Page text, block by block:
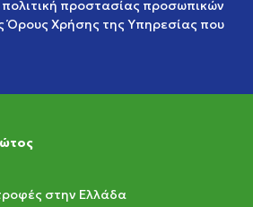
πολιτική προστασίας προσωπικών
Όρους Χρήσης της Υπηρεσίας που
στην Ελλάδα